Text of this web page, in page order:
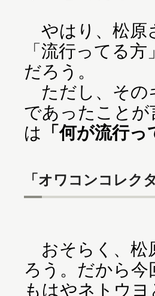
やはり、松原
「流行ってる
だろう。
ただし、その
であったこと
は 「何が流行
「オワコンコレク
おそらく、松
ろう。だから
もはやネトウ